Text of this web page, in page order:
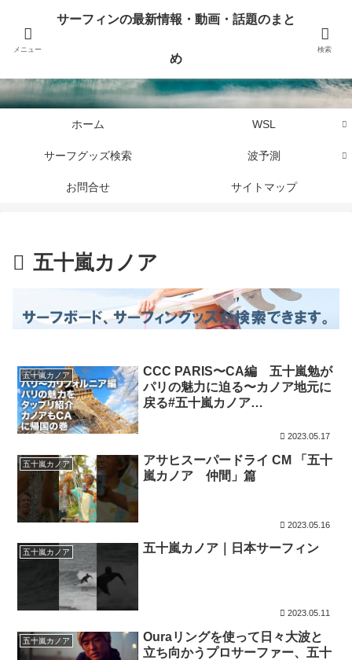
サーフィンに関するニュース・話題や最新情報を写真、画像、動画でまとめて
ホーム WSL
サーフグッズ検索 波予測
お問合せ サイトマップ
五十嵐カノア
五十嵐カノア
CCC PARIS〜CA編 五十嵐勉が
パリの魅力に迫る〜カノア地元に
戻る#五十嵐カノア
サーフィン #パリ#フランス2023.05.17
五十嵐カノア
アサヒスーパードライ CM 「五十
嵐カノア 仲間」篇
2023.05.16
五十嵐カノア 五十嵐カノア｜日本サーフィン
2023.05.11
五十嵐カノア
Ouraリングを使って日々大波と
立ち向かうプロサーファー、五十
メニュー
サーフィンの最新情報・動画・話題のまと
め
検索